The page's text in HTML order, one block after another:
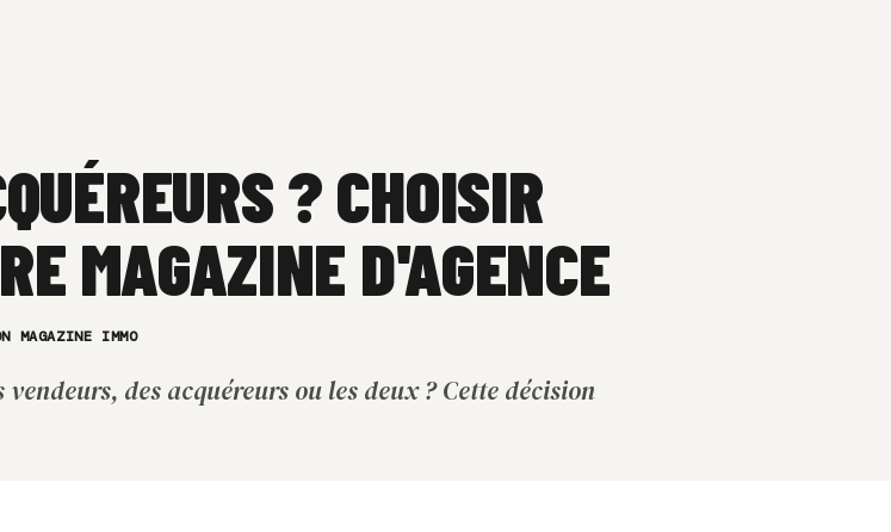
? CHOISIR
MAGAZINE D'AGENCE
MAGAZINE IMMO
des acquéreurs ou les deux ? Cette décision